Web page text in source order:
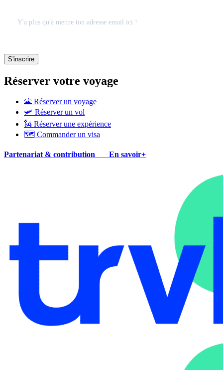
Réserver votre voyage
🌋 Réserver un voyage
🛩 Réserver un vol
🗽 Réserver une expérience
🗺 Commander un visa
Partenariat & contribution En savoir+